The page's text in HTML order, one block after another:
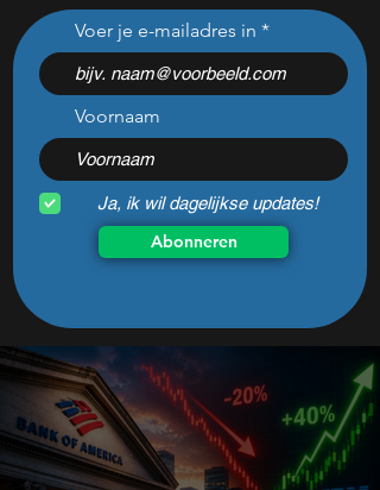
Jensen Huang: AI vervangt
taken, geen banen, dit
betekent het voor AI-
aandelen
Voer je e-mailadres in
Voornaam
Ja, ik wil dagelijkse updates!
Abonneren